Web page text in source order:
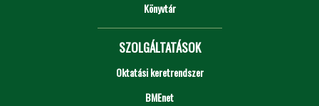
Könyvtár
SZOLGÁLTATÁSOK
Oktatási keretrendszer
BMEnet